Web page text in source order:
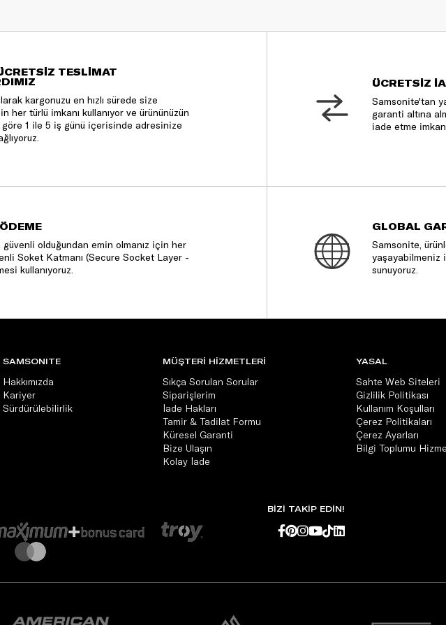
TESLİMAT
kargonuzu en hızlı sürede size
her türlü imkanı kullanıyor ve ürününüzün
göre 1 ile 5 iş günü içerisinde adresinize
ÜCRETSİZ
Samsonite'tan
garanti altına
iade etme
olduğundan emin olmanız için her
Soket Katmanı (Secure Socket Layer -
kullanıyoruz.
GLOBAL
Samsonite,
yaşayabilmeniz
sunuyoruz.
SAMSONITE
Hakkımızda
Kariyer
Sürdürülebilirlik
MÜŞTERİ HİZMETLERİ
Sıkça Sorulan Sorular
Siparişlerim
İade Hakları
Tamir & Tadilat Formu
Küresel Garanti
Bize Ulaşın
Kolay İade
YASAL
Sahte Web Siteleri
Gizlilik Politikası
Kullanım Koşulları
Çerez Politikaları
Çerez Ayarları
Bilgi Toplumu
BİZİ TAKİP EDİN!